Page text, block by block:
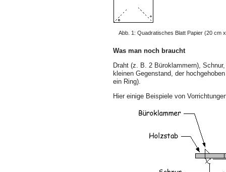
Abb. 1: Quadratisches Blatt Papier (20 cm
Was man noch braucht
Draht (z. B. 2 Büroklammern),
kleinen Gegenstand, der
ein Ring).
Hier einige Beispiele von